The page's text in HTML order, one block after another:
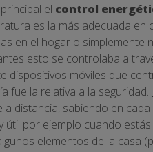
el control
es la más adecuada en
en el hogar o simplemente
esto se controlaba a
dispositivos móviles que
fue la relativa a la seguridad.
a distancia, sabiendo en
por ejemplo cuando
elementos de la casa